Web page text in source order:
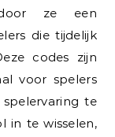
ze een
die tijdelijk
codes zijn
voor spelers
te
in te wisselen,